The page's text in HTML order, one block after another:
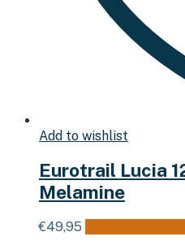
Add to wishlist
Eurotrail Lucia
Melamine
€49,95